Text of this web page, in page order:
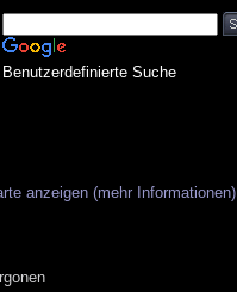
Benutzerdefinierte Suche
anzeigen (mehr Informationen)